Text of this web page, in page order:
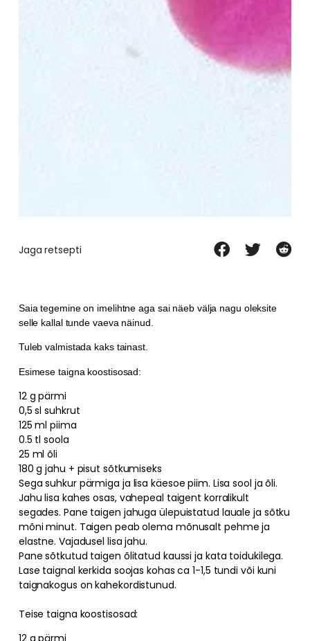
Jaga retsepti
Saia tegemine on imelihtne aga sai näeb välja nagu oleksite
selle kallal tunde vaeva näinud.
Tuleb valmistada kaks tainast.
Esimese taigna koostisosad:
12 g pärmi
0,5 sl suhkrut
125 ml piima
0.5 tl soola
25 ml õli
180 g jahu + pisut sõtkumiseks
Sega suhkur pärmiga ja lisa käesoe piim. Lisa sool ja õli.
Jahu lisa kahes osas, vahepeal taigent korralikult
segades. Pane taigen jahuga ülepuistatud lauale ja sõtku
mõni minut. Taigen peab olema mõnusalt pehme ja
elastne. Vajadusel lisa jahu.
Pane sõtkutud taigen õlitatud kaussi ja kata toidukilega.
Lase taignal kerkida soojas kohas ca 1-1,5 tundi või kuni
taignakogus on kahekordistunud.
Teise taigna koostisosad: